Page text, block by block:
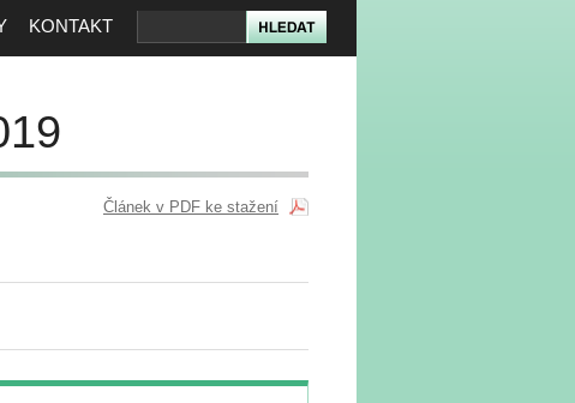
KONTAKT
Článek v PDF ke stažení